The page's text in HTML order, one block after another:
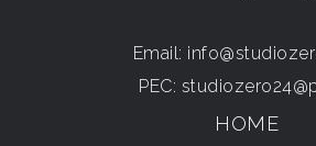
Email:
PEC:
HOME